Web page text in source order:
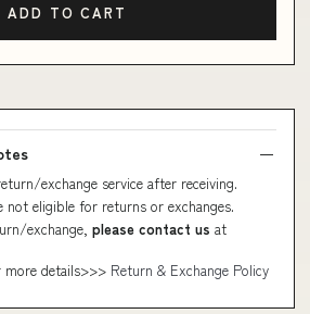
ADD TO CART
exchange service after receiving.
not eligible for returns or exchanges.
exchange, please contact us at
more details>>> Return & Exchange Policy